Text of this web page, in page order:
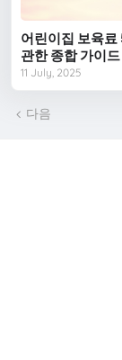
어린이집 보육료
관한 종합 가이드
11 July, 2025
다음